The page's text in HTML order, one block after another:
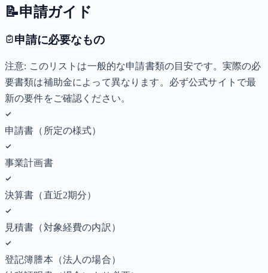
📝申請ガイド
申請に必要なもの
注意: このリストは一般的な申請書類の目安です。実際の必
要書類は補助金によって異なります。必ず公式サイトで最
新の要件をご確認ください。
申請書（所定の様式）
事業計画書
決算書（直近2期分）
見積書（対象経費の内訳）
登記簿謄本（法人の場合）